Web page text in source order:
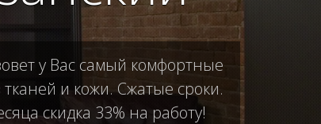
у Вас самый комфортные
и кожи. Сжатые сроки.
скидка 33% на работу!